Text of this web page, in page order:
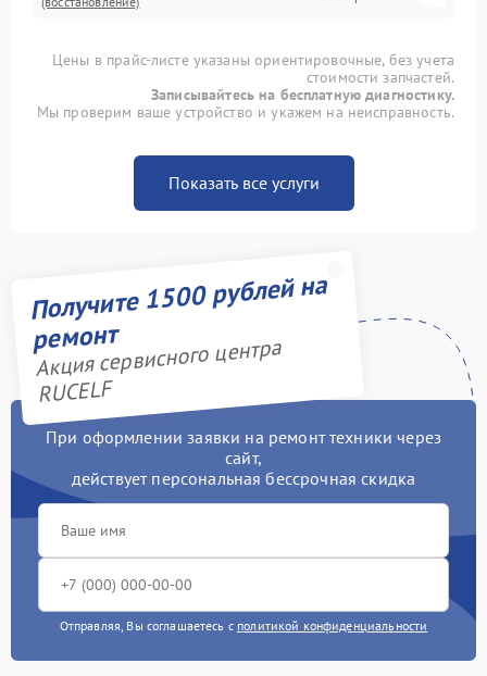
Цены в прайс-листе указаны ориентировочные, без учета
стоимости запчастей.
Записывайтесь на бесплатную диагностику.
Мы проверим ваше устройство и укажем на неисправность.
Показать все услуги
Получите 1500 рублей на
ремонт
Акция сервисного центра
RUCELF
При оформлении заявки на ремонт техники через
сайт,
действует персональная бессрочная скидка
Отправляя, Вы соглашаетесь с политикой конфиденциальности